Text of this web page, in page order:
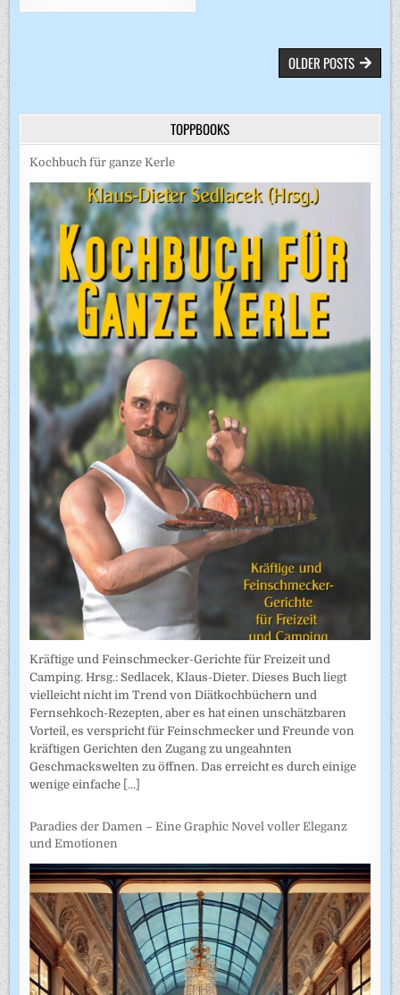
BEITRAGSNAVIGATIONOLDER POSTS
TOPPBOOKS
Kochbuch für ganze Kerle
Kräftige und Feinschmecker-Gerichte für Freizeit und
Camping. Hrsg.: Sedlacek, Klaus-Dieter. Dieses Buch liegt
vielleicht nicht im Trend von Diätkochbüchern und
Fernsehkoch-Rezepten, aber es hat einen unschätzbaren
Vorteil, es verspricht für Feinschmecker und Freunde von
kräftigen Gerichten den Zugang zu ungeahnten
Geschmackswelten zu öffnen. Das erreicht es durch einige
wenige einfache [...]
Paradies der Damen – Eine Graphic Novel voller Eleganz
und Emotionen